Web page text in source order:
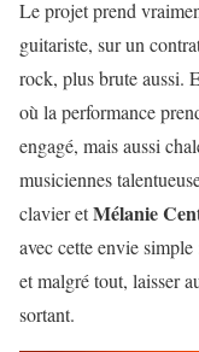
Le projet prend
guitariste, sur un
rock, plus brute aussi.
où la performance
engagé, mais aussi
musiciennes
clavier etMélanie
avec cette envie
et malgré tout, laisser
sortant.